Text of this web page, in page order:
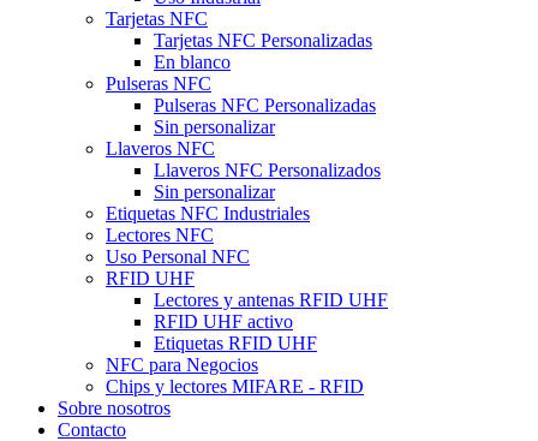
Tarjetas NFC
Tarjetas NFC Personalizadas
En blanco
Pulseras NFC
Pulseras NFC Personalizadas
Sin personalizar
Llaveros NFC
Llaveros NFC Personalizados
Sin personalizar
Etiquetas NFC Industriales
Lectores NFC
Uso Personal NFC
RFID UHF
Lectores y antenas RFID UHF
RFID UHF activo
Etiquetas RFID UHF
NFC para Negocios
Chips y lectores MIFARE - RFID
Sobre nosotros
Contacto